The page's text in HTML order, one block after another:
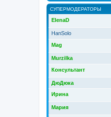
СУПЕРМОДЕРАТОРЫ
ElenaD
HanSolo
Mag
Murzilka
Консультант
ДюДюка
Ирина
Мария